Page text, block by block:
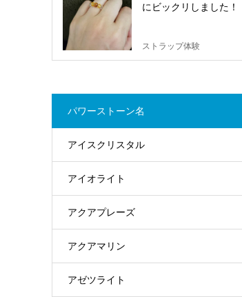
にビックリしました！
ストラップ体験
パワーストーン名
アイスクリスタル
アイオライト
アクアプレーズ
アクアマリン
アゼツライト